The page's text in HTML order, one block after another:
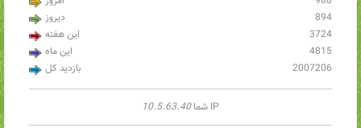
دیروز
894
این هفته
3724
این ماه
4815
بازدید کل
2007206
IP شما 10.5.63.40